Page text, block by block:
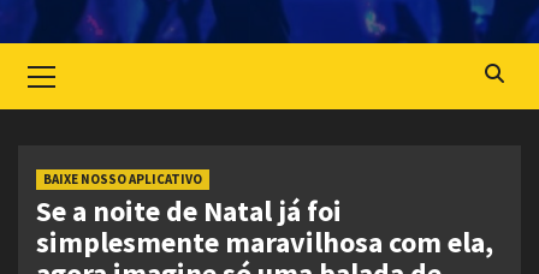
Menu
BAIXE NOSSO APLICATIVO
Se a noite de Natal já foi
simplesmente maravilhosa com ela,